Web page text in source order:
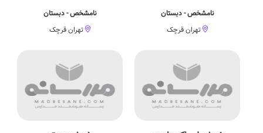
نامشخص - دبستان
تهران قرچک
نامشخص - دبستان
تهران قرچک